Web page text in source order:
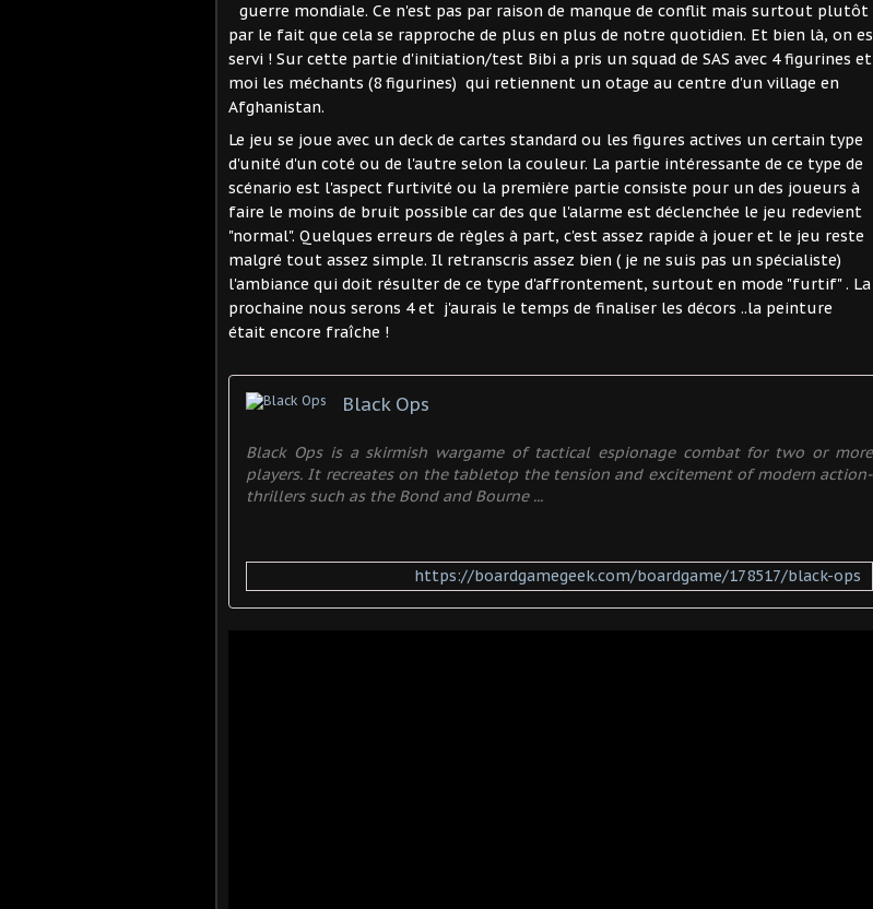
guerre mondiale. Ce n'est pas par raison de manque de conflit mais surtout plutôt
par le fait que cela se rapproche de plus en plus de notre quotidien. Et bien là, on
servi ! Sur cette partie d'initiation/test Bibi a pris un squad de SAS avec 4 figurines et
moi les méchants (8 figurines) qui retiennent un otage au centre d'un village en
Afghanistan.
Le jeu se joue avec un deck de cartes standard ou les figures actives un certain type
d'unité d'un coté ou de l'autre selon la couleur. La partie intéressante de ce type de
scénario est l'aspect furtivité ou la première partie consiste pour un des joueurs à
faire le moins de bruit possible car des que l'alarme est déclenchée le jeu redevient
"normal". Quelques erreurs de règles à part, c'est assez rapide à jouer et le jeu reste
malgré tout assez simple. Il retranscris assez bien ( je ne suis pas un spécialiste)
l'ambiance qui doit résulter de ce type d'affrontement, surtout en mode "furtif" . La
prochaine nous serons 4 et j'aurais le temps de finaliser les décors ..la peinture
était encore fraîche !
Black Ops
Black Ops is a skirmish wargame of tactical espionage combat for two or more
players. It recreates on the tabletop the tension and excitement of modern action-
thrillers such as the Bond and Bourne ...
https://boardgamegeek.com/boardgame/178517/black-ops